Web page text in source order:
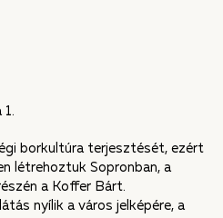
borkultúra terjesztését, ezért
létrehoztuk Sopronban, a
a Koffer Bárt.
nyílik a város jelképére, a